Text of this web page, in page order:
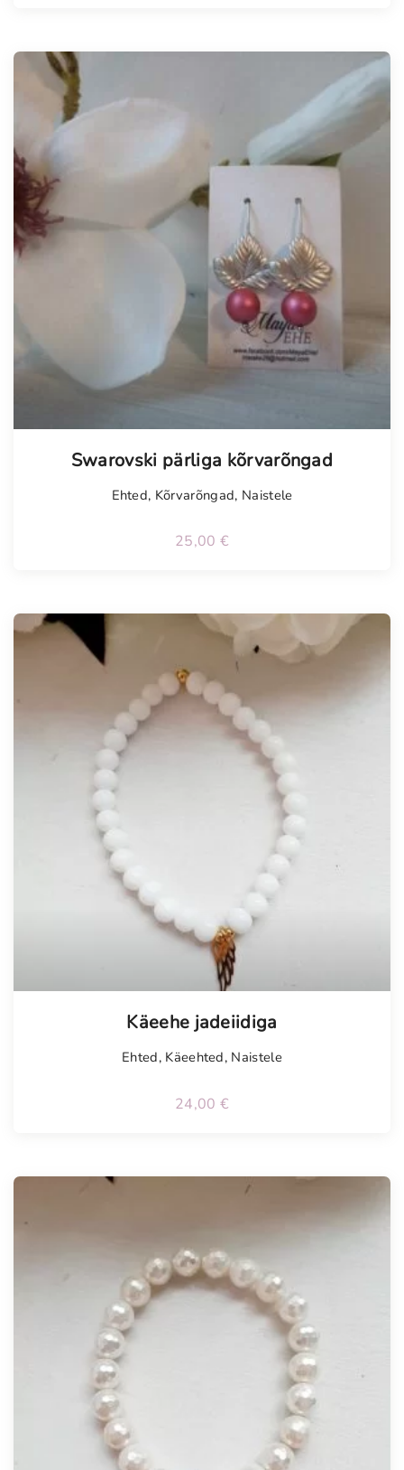
Swarovski pärliga kõrvarõngad
Ehted, Kõrvarõngad, Naistele
25,00 €
Käeehe jadeiidiga
Ehted, Käeehted, Naistele
24,00 €